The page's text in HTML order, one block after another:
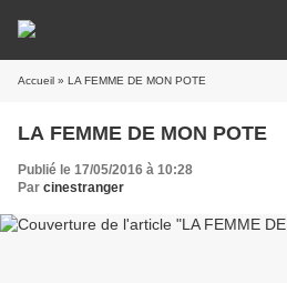
Accueil » LA FEMME DE MON POTE
LA FEMME DE MON POTE
Publié le 17/05/2016 à 10:28
Par cinestranger